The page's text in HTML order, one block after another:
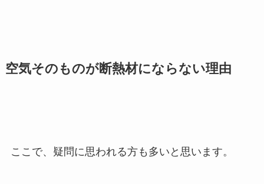
空気そのものが断熱材にならない理由
ここで、疑問に思われる方も多いと思います。